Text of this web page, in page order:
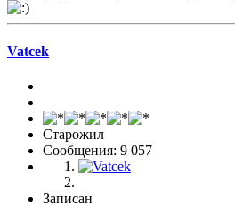
Vatcek
Старожил
Сообщения: 9 057
Записан